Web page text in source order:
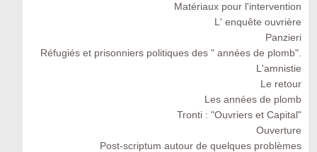
Matériaux pour l'intervention
L' enquête ouvrière
Panzieri
Réfugiés et prisonniers politiques des " années de plomb".
L'amnistie
Le retour
Les années de plomb
Tronti : "Ouvriers et Capital"
Ouverture
Post-scriptum autour de quelques problèmes